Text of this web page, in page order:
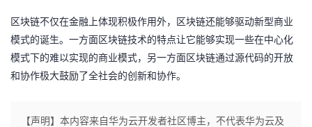
坛
圈
子
的
直
我
的
动
我
关
的
课
我
的
证
我
实
的
技
术
持
的
云
建
区块链不仅在金融上体现积极作用外，区块链还能够驱动新型商业
模式的诞生。一方面区块链技术的特点让它能够实现一些在中心化
模式下的难以实现的商业模式，另一方面区块链通过源代码的开放
和协作极大鼓励了全社会的创新和协作。
【声明】本内容来自华为云开发者社区博主，不代表华为云及